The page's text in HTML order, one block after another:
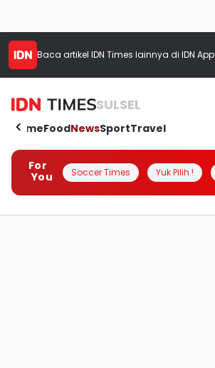
Baca artikel IDN Times lainnya di IDN App
SULSEL
HomeFoodNewsSportTravel
For
You
Soccer Times Yuk Pilih !